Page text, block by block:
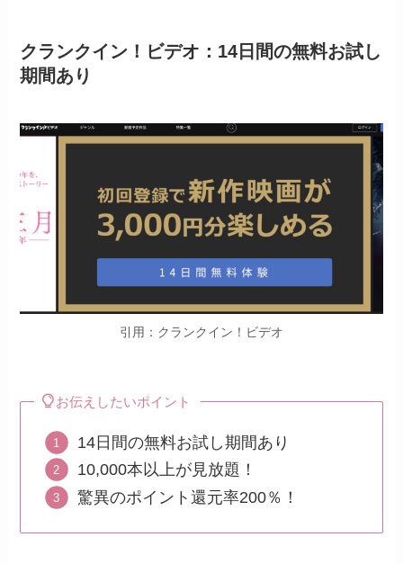
クランクイン！ビデオ：14日間の無料お試し
期間あり
引用：クランクイン！ビデオ
お伝えしたいポイント
14日間の無料お試し期間あり
10,000本以上が見放題！
驚異のポイント還元率200％！